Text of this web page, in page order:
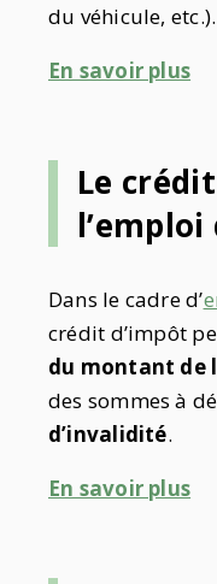
du véhicule, etc.).
En savoir plus
Le
l’emploi
Dans le cadre d’
crédit d’impôt
du montant de
des sommes à
d’invalidité.
En savoir plus